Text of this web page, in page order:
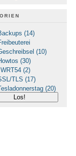
(14)
(10)
(30)
WRT54 (2)
TLS (17)
(20)